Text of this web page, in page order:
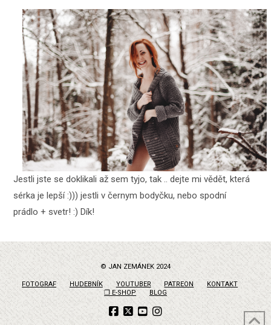
Jestli jste se doklikali až sem tyjo, tak .. dejte mi vědět, která
sérka je lepší :))) jestli v černym bodyčku, nebo spodní
prádlo + svetr! :) Dík!
© JAN ZEMÁNEK 2024
FOTOGRAF HUDEBNÍK YOUTUBER PATREON
KONTAKT
❐ E-SHOP
BLOG